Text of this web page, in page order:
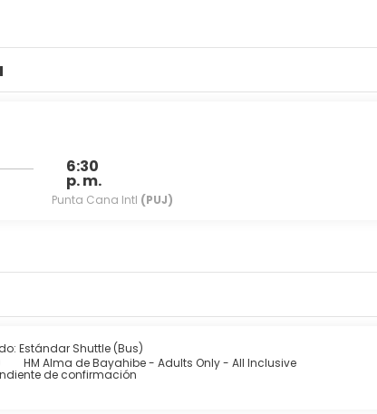
6:30
p. m.
Punta Cana Intl (PUJ)
Estándar Shuttle (Bus)
HM Alma de Bayahibe - Adults Only - All Inclusive
de confirmación